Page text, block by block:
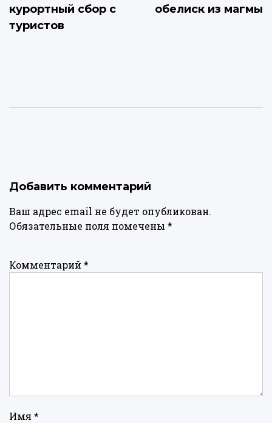
курортный сбор с
туристов
обелиск из магмы
Добавить комментарий
Ваш адрес email не будет опубликован.
Обязательные поля помечены *
Комментарий *
Имя *